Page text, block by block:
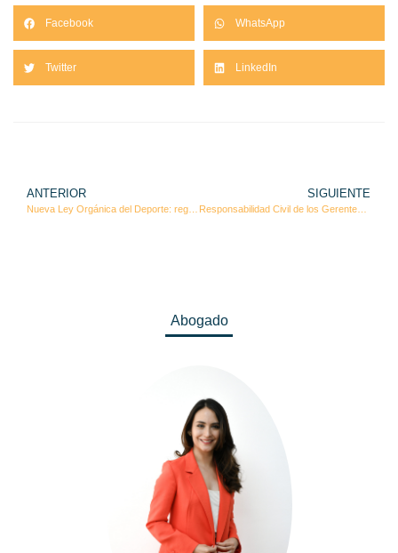
Facebook WhatsApp
Twitter LinkedIn
ANTERIOR SIGUIENTE
Responsabilidad Civil de los Gerentes: Riesgos Reales y el Rol Estratégico del Compliance
Abogado